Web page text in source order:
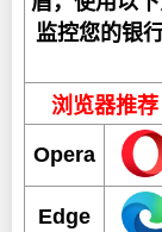
监控您的银
浏览器推荐
Opera
Edge